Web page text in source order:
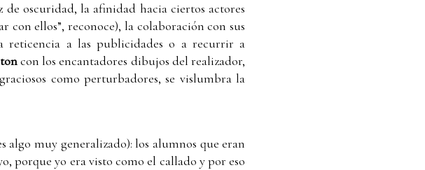
oscuridad, la afinidad hacia ciertos actores
con ellos”, reconoce), la colaboración con sus
reticencia a las publicidades o a recurrir a
con los encantadores dibujos del realizador,
como perturbadores, se vislumbra la
algo muy generalizado): los alumnos que eran
porque yo era visto como el callado y por eso